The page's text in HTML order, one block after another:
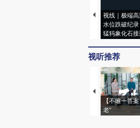
视线｜极端
水位跌破纪
猛犸象化石
视听推荐
【不唯一答
老”